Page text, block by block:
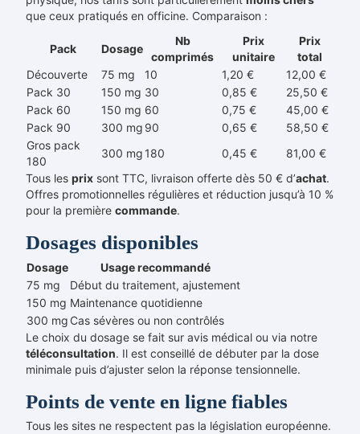
que ceux pratiqués en officine. Comparaison :
Pack Dosage
Nb
comprimés
Prix
unitaire
Prix
total
Découverte
75 mg 10 1,20 €
12,00 €
Pack 30
150 mg 30 0,85 €
25,50 €
Pack 60
150 mg 60 0,75 €
45,00 €
Pack 90
300 mg 90 0,65 €
58,50 €
Gros pack
180
300 mg 180 0,45 €
81,00 €
Tous les prix sont TTC, livraison offerte dès 50 € d’achat.
Offres promotionnelles régulières et réduction jusqu’à 10 %
pour la première commande.
Dosages disponibles
Dosage
Usage recommandé
75 mg
Début du traitement, ajustement
150 mg Maintenance quotidienne
300 mg Cas sévères ou non contrôlés
Le choix du dosage se fait sur avis médical ou via notre
téléconsultation. Il est conseillé de débuter par la dose
minimale puis d’ajuster selon la réponse tensionnelle.
Points de vente en ligne fiables
Tous les sites ne respectent pas la législation européenne.